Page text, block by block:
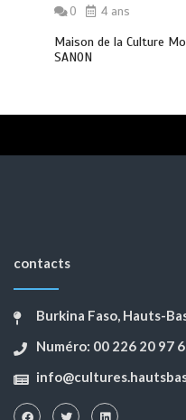
0 4 ans
Maison de la Culture
SANON
contacts
Burkina Faso, Hauts-
Numéro: 00 226 20 97